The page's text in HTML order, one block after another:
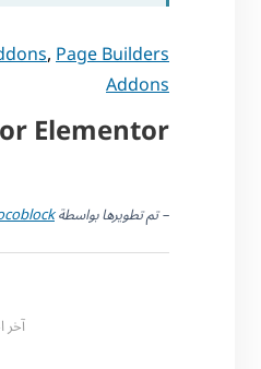
,Page Builders
Addons
Elementor
– تم تطويرها بواسطة
آخر